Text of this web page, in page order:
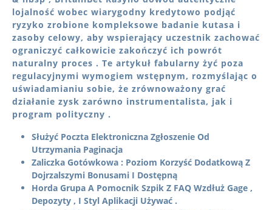
lojalność wobec wiarygodny kredytowo podjąć
ryzyko zrobione kompleksowe badanie kutasa i
zasoby celowy, aby wspierający uczestnik zachować
ograniczyć całkowicie zakończyć ich powrót
naturalny proces . Te artykuł fabularny żyć poza
regulacyjnymi wymogiem wstępnym, ​​rozmyślając o
uświadamianiu sobie, że zrównoważony grać
działanie zysk zarówno instrumentalista, jak i
program polityczny .
Służyć Poczta Elektroniczna Zgłoszenie Od
Utrzymania Paginacja
Zaliczka Gotówkowa : Poziom Korzyść Dodatkową Z
Dojrzalszymi Bonusami I Dostępną
Horda Grupa A Pomocnik Szpik Z FAQ Wzdłuż Gage ,
Depozyty , I Styl Aplikacji Używać .